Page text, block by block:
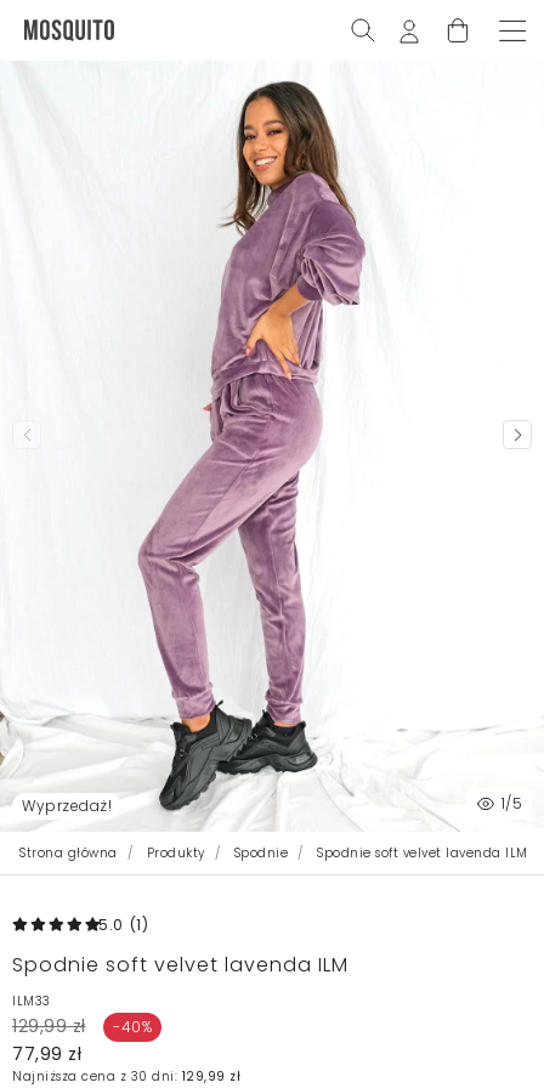
Wyprzedaż! 1/5
Strona główna Produkty Spodnie Spodnie soft velvet lavenda ILM
5.0 (1)
Spodnie soft velvet lavenda ILM
ILM33
129,99 zł -40%
77,99 zł
Najniższa cena z 30 dni: 129,99 zł